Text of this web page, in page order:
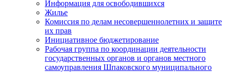
Информация для освободившихся
Жилье
Комиссия по делам несовершеннолетних и защите
их прав
Инициативное бюджетирование
Рабочая группа по координации деятельности
государственных органов и органов местного
самоуправления Шпаковского муниципального